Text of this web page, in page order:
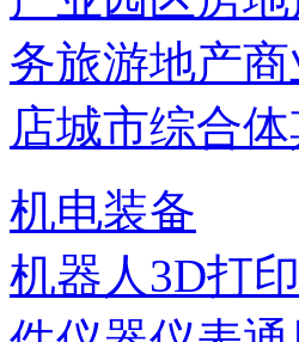
务旅游地产
店城市综合体
机电装备
机器人3D打印